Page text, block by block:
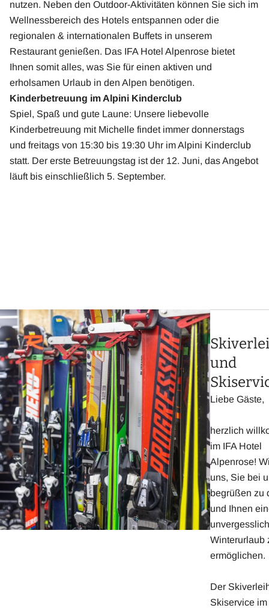
nutzen. Neben den Outdoor-Aktivitäten können Sie sich im
Wellnessbereich des Hotels entspannen oder die
regionalen & internationalen Buffets in unserem
Restaurant genießen. Das IFA Hotel Alpenrose bietet
Ihnen somit alles, was Sie für einen aktiven und
erholsamen Urlaub in den Alpen benötigen.
Kinderbetreuung im Alpini Kinderclub
Spiel, Spaß und gute Laune: Unsere liebevolle
Kinderbetreuung mit Michelle findet immer donnerstags
und freitags von 15:30 bis 19:30 Uhr im Alpini Kinderclub
statt. Der erste Betreuungstag ist der 12. Juni, das Angebot
läuft bis einschließlich 5. September.
und
Liebe Gäste,
herzlich
im IFA Hotel
Alpenrose!
uns, Sie bei
begrüßen zu
und Ihnen
Winterurlaub
ermöglichen.
Der
Skiservice im